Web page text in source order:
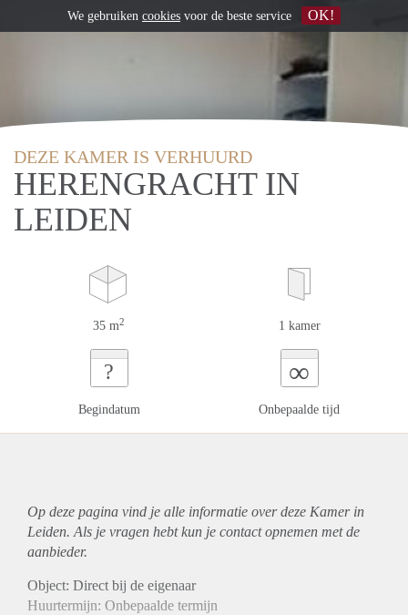
DEZE KAMER IS VERHUURD
HERENGRACHT IN
LEIDEN
35 m2 1 kamer
?
Begindatum
∞
Onbepaalde tijd
Op deze pagina vind je alle informatie over deze Kamer in
Leiden. Als je vragen hebt kun je contact opnemen met de
aanbieder.
Object: Direct bij de eigenaar
Huurtermijn: Onbepaalde termijn
We gebruiken cookies voor de beste service OK!